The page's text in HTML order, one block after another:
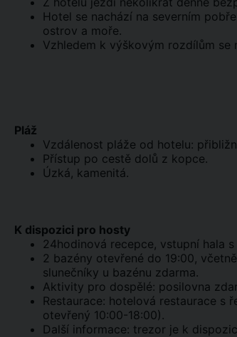
Hotel se nachází na severním
ostrov a moře.
Vzhledem k výškovým rozdílům
Pláž
Vzdálenost pláže od hotelu:
Přístup po cestě dolů z kopce.
Úzká, kamenitá.
K dispozici pro hosty
24hodinová recepce, vstupní hala s
2 bazény otevřené do 19:00,
slunečníky u bazénu zdarma.
Aktivity pro dospělé: posilovna
Restaurace: hotelová restaurace s
otevřený 10:00-18:00).
Další informace: trezor je k